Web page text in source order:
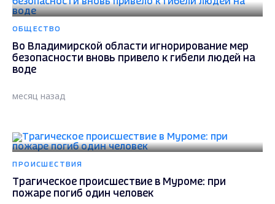
ОБЩЕСТВО
Во Владимирской области игнорирование мер
безопасности вновь привело к гибели людей на
воде
месяц назад
ПРОИСШЕСТВИЯ
Трагическое происшествие в Муроме: при
пожаре погиб один человек